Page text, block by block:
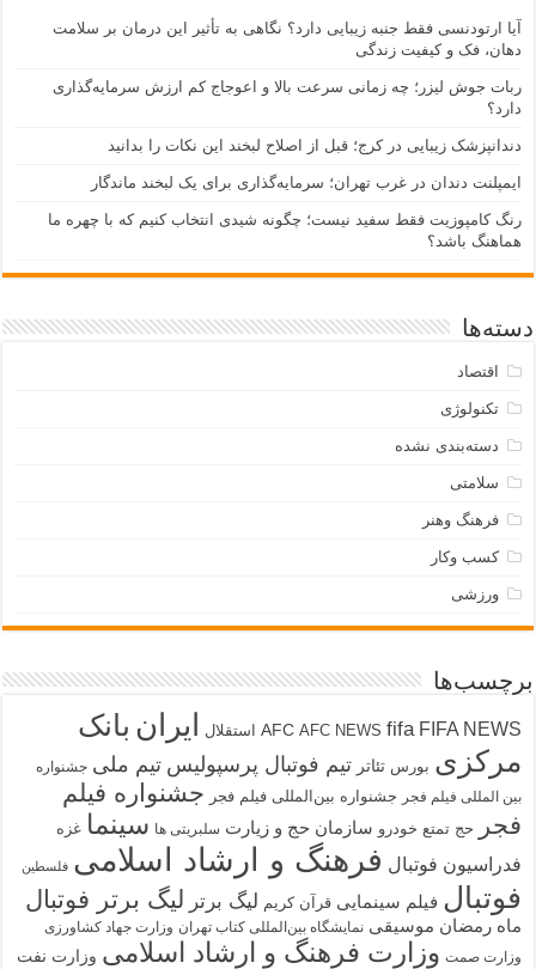
آیا ارتودنسی فقط جنبه زیبایی دارد؟ نگاهی به تأثیر این درمان بر سلامت
دهان، فک و کیفیت زندگی
ربات جوش لیزر؛ چه زمانی سرعت بالا و اعوجاج کم ارزش سرمایه‌گذاری
دارد؟
دندانپزشک زیبایی در کرج؛ قبل از اصلاح لبخند این نکات را بدانید
ایمپلنت دندان در غرب تهران؛ سرمایه‌گذاری برای یک لبخند ماندگار
رنگ کامپوزیت فقط سفید نیست؛ چگونه شیدی انتخاب کنیم که با چهره ما
هماهنگ باشد؟
دسته‌ها
اقتصاد
تکنولوژی
دسته‌بندی نشده
سلامتی
فرهنگ وهنر
کسب وکار
ورزشی
برچسب‌ها
AFC AFC NEWS fifa FIFA NEWS استقلال ایران بانک
مرکزی بورس تئاتر تیم فوتبال پرسپولیس تیم ملی جشنواره
بین المللی فیلم فجر جشنواره بین‌المللی فیلم فجر جشنواره فیلم
فجر
حج تمتع خودرو سازمان حج و زیارت سلبریتی ها سینما غزه
فدراسیون فوتبال فرهنگ و ارشاد اسلامی فلسطین
فوتبال فیلم سینمایی قرآن کریم لیگ برتر لیگ برتر فوتبال
ماه رمضان موسیقی نمایشگاه بین‌المللی کتاب تهران وزارت جهاد کشاورزی
وزارت صمت وزارت فرهنگ و ارشاد اسلامی وزارت نفت